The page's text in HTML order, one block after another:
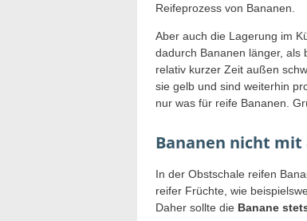
Reifeprozess von Bananen.
Aber auch die Lagerung im
dadurch Bananen länger, als
relativ kurzer Zeit außen
sie gelb und sind weiterhin
nur was für reife Bananen.
Bananen nicht
In der Obstschale reifen
reifer Früchte, wie
Daher sollte die Banane